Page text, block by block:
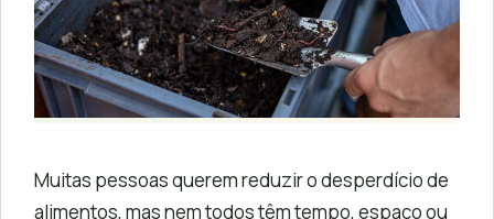
Muitas pessoas querem reduzir o desperdício de
alimentos, mas nem todos têm tempo, espaço ou